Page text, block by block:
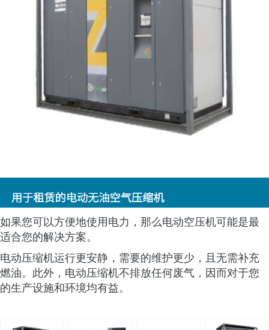
如果您可以方便地使用电力，那么电动空压机可能是最
适合您的解决方案。
电动压缩机运行更安静，需要的维护更少，且无需补充
燃油。此外，电动压缩机不排放任何废气，因而对于您
的生产设施和环境均有益。